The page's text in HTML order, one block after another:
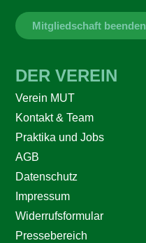
Mitgliedschaft beenden
DER VEREIN
Verein MUT
Kontakt & Team
Praktika und Jobs
AGB
Datenschutz
Impressum
Widerrufsformular
Pressebereich